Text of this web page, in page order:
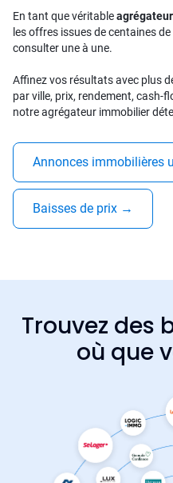
En tant que véritable
les offres issues de centaines
consulter une à une.
Affinez vos résultats avec plus
par ville, prix, rendement, cash-
notre agrégateur immobilier
Annonces immobilières
Baisses de prix →
Trouvez des
où que